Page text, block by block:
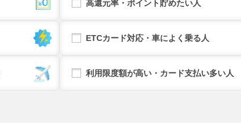
高還元率・ポイント貯めたい人
ETCカード対応・車によく乗る人
利用限度額が高い・カード支払い多い人